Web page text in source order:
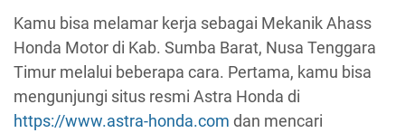
Kamu bisa melamar kerja sebagai Mekanik Ahass
Honda Motor di Kab. Sumba Barat, Nusa Tenggara
Timur melalui beberapa cara. Pertama, kamu bisa
mengunjungi situs resmi Astra Honda di
https://www.astra-honda.com dan mencari